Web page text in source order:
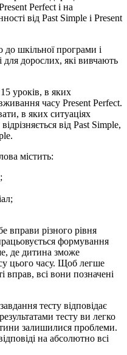
Perfect і на
від Past Simple і Present
до шкільної програми і
для дорослих, які вивчають
уроків, в яких
часу Present Perfect.
в яких ситуаціях
від Past Simple,
містить:
вправи різного рівня
формування
де дитина зможе
цього часу. Щоб легше
вправ, всі вони позначені
тесту відповідає
тесту ви легко
залишилися проблеми.
на абсолютно всі